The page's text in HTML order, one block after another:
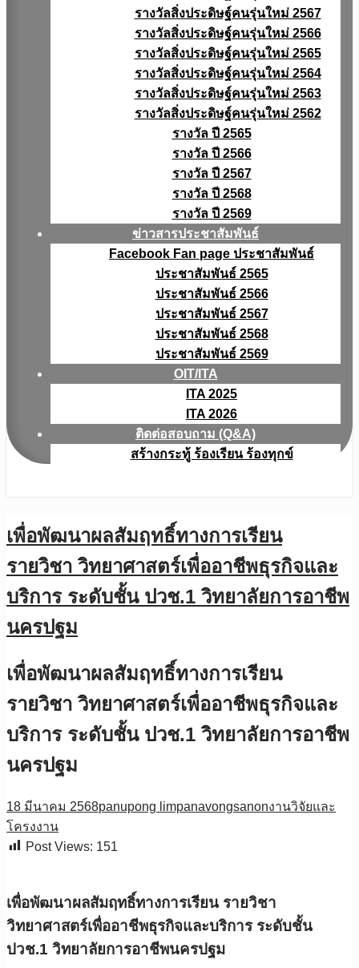
รางวัลสิ่งประดิษฐ์คนรุ่นใหม่ 2567
รางวัลสิ่งประดิษฐ์คนรุ่นใหม่ 2566
รางวัลสิ่งประดิษฐ์คนรุ่นใหม่ 2565
รางวัลสิ่งประดิษฐ์คนรุ่นใหม่ 2564
รางวัลสิ่งประดิษฐ์คนรุ่นใหม่ 2563
รางวัลสิ่งประดิษฐ์คนรุ่นใหม่ 2562
รางวัล ปี 2565
รางวัล ปี 2566
รางวัล ปี 2567
รางวัล ปี 2568
รางวัล ปี 2569
ข่าวสารประชาสัมพันธ์
Facebook Fan page ประชาสัมพันธ์
ประชาสัมพันธ์ 2565
ประชาสัมพันธ์ 2566
ประชาสัมพันธ์ 2567
ประชาสัมพันธ์ 2568
ประชาสัมพันธ์ 2569
OIT/ITA
ITA 2025
ITA 2026
ติดต่อสอบถาม (Q&A)
สร้างกระทู้ ร้องเรียน ร้องทุกข์
เพื่อพัฒนาผลสัมฤทธิ์ทางการเรียน
รายวิชา วิทยาศาสตร์เพื่ออาชีพธุรกิจและ
บริการ ระดับชั้น ปวช.1 วิทยาลัยการอาชีพ
นครปฐม
เพื่อพัฒนาผลสัมฤทธิ์ทางการเรียน
รายวิชา วิทยาศาสตร์เพื่ออาชีพธุรกิจและ
บริการ ระดับชั้น ปวช.1 วิทยาลัยการอาชีพ
นครปฐม
18 มีนาคม 2568panupong limpanavongsanonงานวิจัยและ
โครงงาน
Post Views: 151
เพื่อพัฒนาผลสัมฤทธิ์ทางการเรียน รายวิชา
วิทยาศาสตร์เพื่ออาชีพธุรกิจและบริการ ระดับชั้น
ปวช.1 วิทยาลัยการอาชีพนครปฐม